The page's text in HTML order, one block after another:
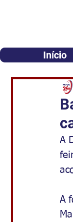
Início
A
A